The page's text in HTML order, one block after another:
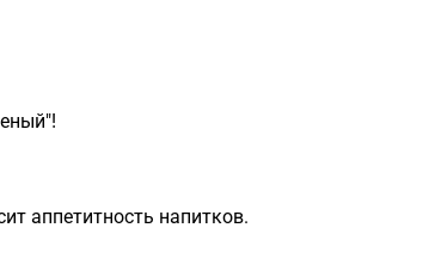
аппетитность напитков.